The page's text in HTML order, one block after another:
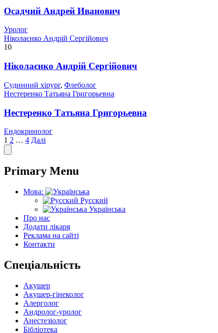
Осадчий Андрей Иванович
Уролог
Ніколаєнко Андрій Сергійович
10
Ніколаєнко Андрій Сергійович
Судинний хірург, Флеболог
Нестеренко Татьяна Григорьевна
Нестеренко Татьяна Григорьевна
Ендокринолог
Пагінація
записів
1 2 … 4 Далі
Primary Menu
Мова:
Русский
Українська
Про нас
Додати лікаря
Реклама на сайті
Контакти
Спеціальність
Акушер
Акушер-гінеколог
Алерголог
Андролог-уролог
Анестезіолог
Бібліотека